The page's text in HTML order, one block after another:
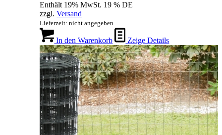
Enthält 19% MwSt. 19 % DE
zzgl.Versand
Lieferzeit: nicht angegeben
In den Warenkorb Zeige Details